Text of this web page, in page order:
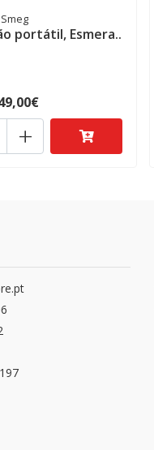
Smeg
portátil, Esmera..
+